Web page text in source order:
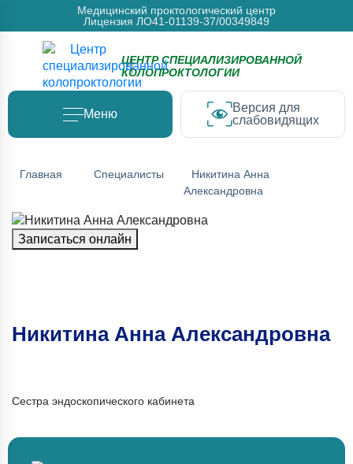
Медицинский проктологический центр
Лицензия ЛО41-01139-37/00349849
Меню
Версия для
слабовидящих
ЦЕНТР СПЕЦИАЛИЗИРОВАННОЙ
КОЛОПРОКТОЛОГИИ
Главная Специалисты
Никитина Анна
Александровна
Записаться онлайн
Никитина Анна Александровна
Сестра эндоскопического кабинета